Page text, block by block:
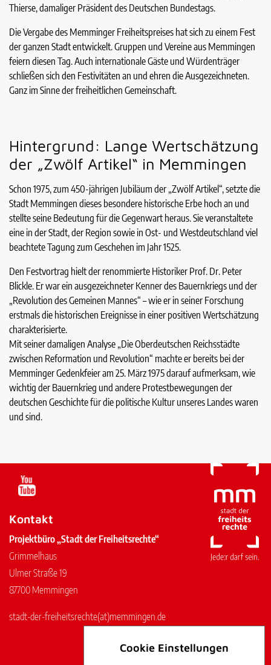
Thierse, damaliger Präsident des Deutschen Bundestags.
Die Vergabe des Memminger Freiheitspreises hat sich zu einem Fest
der ganzen Stadt entwickelt. Gruppen und Vereine aus Memmingen
feiern diesen Tag. Auch internationale Gäste und Würdenträger
schließen sich den Festivitäten an und ehren die Ausgezeichneten.
Ganz im Sinne der freiheitlichen Gemeinschaft.
Hintergrund: Lange Wertschätzung
der „Zwölf Artikel“ in Memmingen
Schon 1975, zum 450-jährigen Jubiläum der „Zwölf Artikel“, setzte die
Stadt Memmingen dieses besondere historische Erbe hoch an und
stellte seine Bedeutung für die Gegenwart heraus. Sie veranstaltete
eine in der Stadt, der Region sowie in Ost- und Westdeutschland viel
beachtete Tagung zum Geschehen im Jahr 1525.
Den Festvortrag hielt der renommierte Historiker Prof. Dr. Peter
Blickle. Er war ein ausgezeichneter Kenner des Bauernkriegs und der
„Revolution des Gemeinen Mannes“ – wie er in seiner Forschung
erstmals die historischen Ereignisse in einer positiven Wertschätzung
charakterisierte.
Mit seiner damaligen Analyse „Die Oberdeutschen Reichsstädte
zwischen Reformation und Revolution“ machte er bereits bei der
Memminger Gedenkfeier am 25. März 1975 darauf aufmerksam, wie
wichtig der Bauernkrieg und andere Protestbewegungen der
deutschen Geschichte für die politische Kultur unseres Landes waren
und sind.
Kontakt
Projektbüro „Stadt der Freiheitsrechte“
Grimmelhaus
Ulmer Straße 19
87700 Memmingen
stadt-der-freiheitsrechte(at)memmingen.de
Cookie Einstellungen